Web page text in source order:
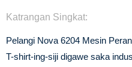
Katrangan Singkat:
Pelangi Nova 6204 Mesin
T-shirt-ing-siji digawe saka